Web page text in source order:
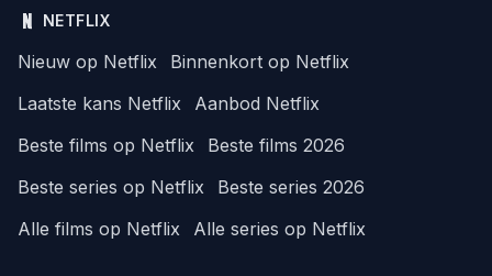
NETFLIX
Nieuw op Netflix
Binnenkort op Netflix
Laatste kans Netflix
Aanbod Netflix
Beste films op Netflix
Beste films 2026
Beste series op Netflix
Beste series 2026
Alle films op Netflix
Alle series op Netflix